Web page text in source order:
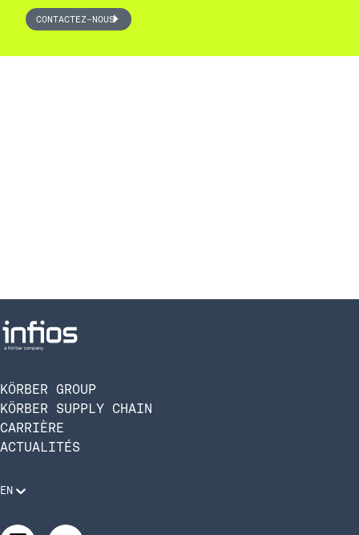
CONTACTEZ-NOUS
KÖRBER GROUP
KÖRBER SUPPLY CHAIN
CARRIÈRE
ACTUALITÉS
EN